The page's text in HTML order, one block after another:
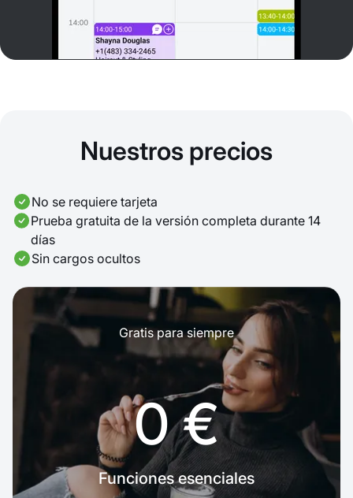
Nuestros precios
No se requiere tarjeta
Prueba gratuita de la versión completa durante 14
días
Sin cargos ocultos
Gratis para siempre
0 €
Funciones esenciales